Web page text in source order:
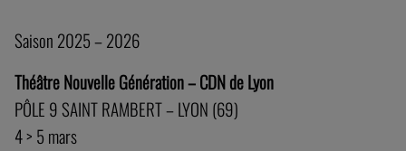
Saison 2025 – 2026
Théâtre Nouvelle Génération – CDN de Lyon
PÔLE 9 SAINT RAMBERT – LYON (69)
4 > 5 mars